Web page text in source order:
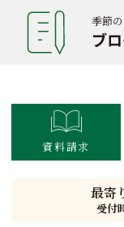
季節
ブ
資料請求
最寄
受付